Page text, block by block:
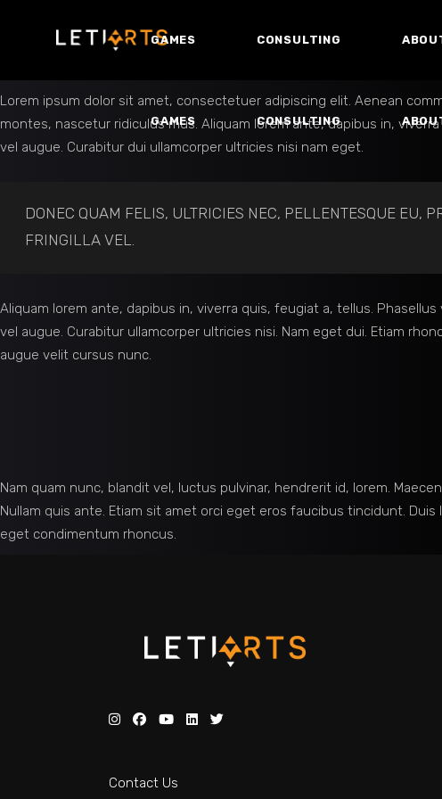
GAMES CONSULTING
GAMES CONSULTING
Lorem ipsum dolor sit amet, consectetuer adipiscing elit. Aenean
montes, nascetur ridiculus mus. Aliquam lorem ante, dapibus in,
vel augue. Curabitur dui ullamcorper ultricies nisi nam eget.
DONEC QUAM FELIS, ULTRICIES NEC, PELLENTESQUE EU,
FRINGILLA VEL.
Aliquam lorem ante, dapibus in, viverra quis, feugiat a, tellus.
vel augue. Curabitur ullamcorper ultricies nisi. Nam eget dui. Etiam
augue velit cursus nunc.
Nam quam nunc, blandit vel, luctus pulvinar, hendrerit id, lorem.
Nullam quis ante. Etiam sit amet orci eget eros faucibus tincidunt.
eget condimentum rhoncus.
Contact Us